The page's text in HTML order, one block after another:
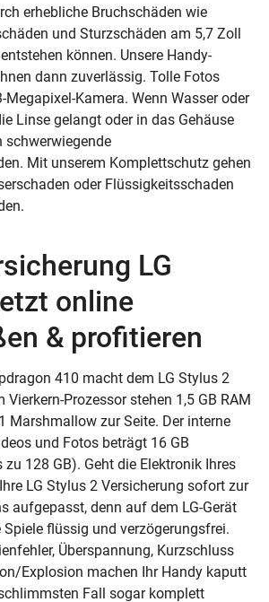
erhebliche Bruchschäden wie
und Sturzschäden am 5,7 Zoll
können. Unsere Handy-
dann zuverlässig. Tolle Fotos
Kamera. Wenn Wasser oder
Linse gelangt oder in das Gehäuse
schwerwiegende
Mit unserem Komplettschutz gehen
oder Flüssigkeitsschaden
LG
online
& profitieren
410 macht dem LG Stylus 2
Prozessor stehen 1,5 GB RAM
Marshmallow zur Seite. Der interne
und Fotos beträgt 16 GB
128 GB). Geht die Elektronik Ihres
LG Stylus 2 Versicherung sofort zur
aufgepasst, denn auf dem LG-Gerät
flüssig und verzögerungsfrei.
Überspannung, Kurzschluss
Explosion machen Ihr Handy kaputt
Fall sogar komplett